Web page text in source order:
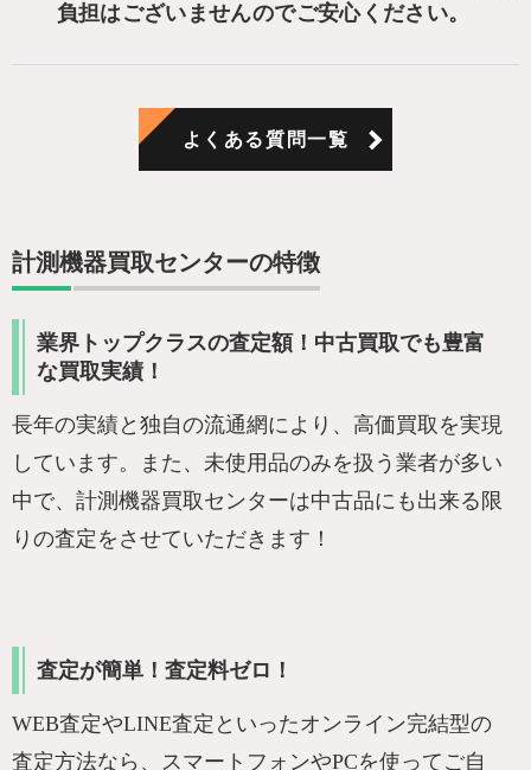
負担はございませんのでご安心ください。
よくある質問一覧
計測機器買取センターの特徴
業界トップクラスの査定額！中古買取でも豊富
な買取実績！
長年の実績と独自の流通網により、高価買取を実現
しています。また、未使用品のみを扱う業者が多い
中で、計測機器買取センターは中古品にも出来る限
りの査定をさせていただきます！
査定が簡単！査定料ゼロ！
WEB査定やLINE査定といったオンライン完結型の
査定方法なら、スマートフォンやPCを使ってご自